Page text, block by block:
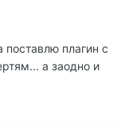
плагин с
а заодно и